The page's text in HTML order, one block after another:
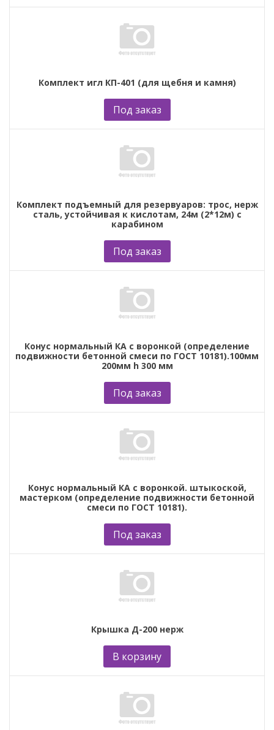
Комплект игл КП-401 (для щебня и камня)
Под заказ
Комплект подъемный для резервуаров: трос, нерж
сталь, устойчивая к кислотам, 24м (2*12м) с
карабином
Под заказ
Конус нормальный КА с воронкой (определение
подвижности бетонной смеси по ГОСТ 10181).100мм
200мм h 300 мм
Под заказ
Конус нормальный КА с воронкой. штыкоской,
мастерком (определение подвижности бетонной
смеси по ГОСТ 10181).
Под заказ
Крышка Д-200 нерж
В корзину